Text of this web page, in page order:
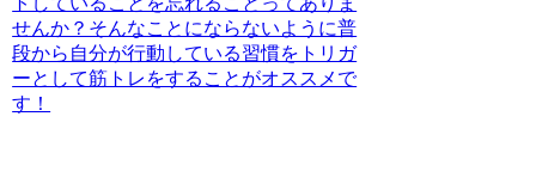
せんか？そんなことにならないように普
段から自分が行動している習慣をトリガ
ーとして筋トレをすることがオススメで
す！